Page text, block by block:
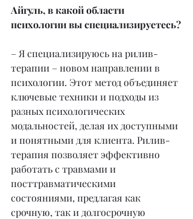
Айгуль, в какой области
психологии вы специализируетесь?
– Я специализируюсь на рилив-
терапии – новом направлении в
психологии. Этот метод объединяет
ключевые техники и подходы из
разных психологических
модальностей, делая их доступными
и понятными для клиента. Рилив-
терапия позволяет эффективно
работать с травмами и
посттравматическими
состояниями, предлагая как
срочную, так и долгосрочную